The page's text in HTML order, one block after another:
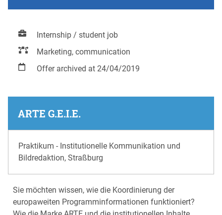
Internship / student job
Marketing, communication
Offer archived at 24/04/2019
ARTE G.E.I.E.
Praktikum - Institutionelle Kommunikation und
Bildredaktion, Straßburg
Sie möchten wissen, wie die Koordinierung der
europaweiten Programminformationen funktioniert?